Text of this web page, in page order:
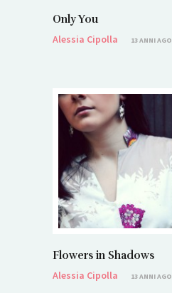
Only You
Alessia Cipolla
13 ANNI AGO
Flowers in Shadows
Alessia Cipolla
13 ANNI AGO